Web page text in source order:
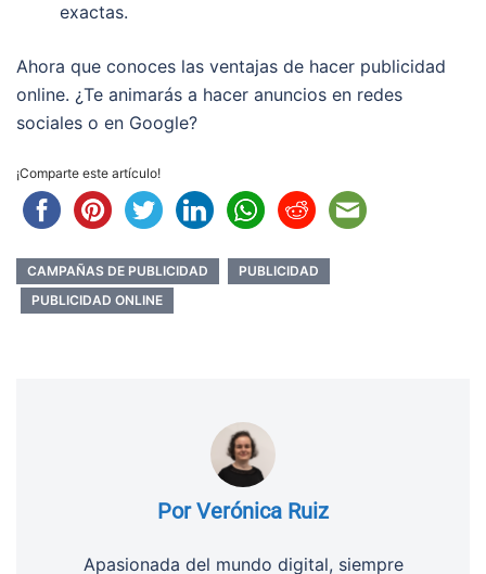
exactas.
Ahora que conoces las ventajas de hacer publicidad
online. ¿Te animarás a hacer anuncios en redes
sociales o en Google?
¡Comparte este artículo!
CAMPAÑAS DE PUBLICIDAD
PUBLICIDAD
PUBLICIDAD ONLINE
Por Verónica Ruiz
Apasionada del mundo digital, siempre